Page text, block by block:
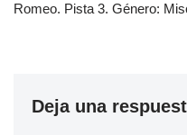
Romeo. Pista 3. Género:
Deja una